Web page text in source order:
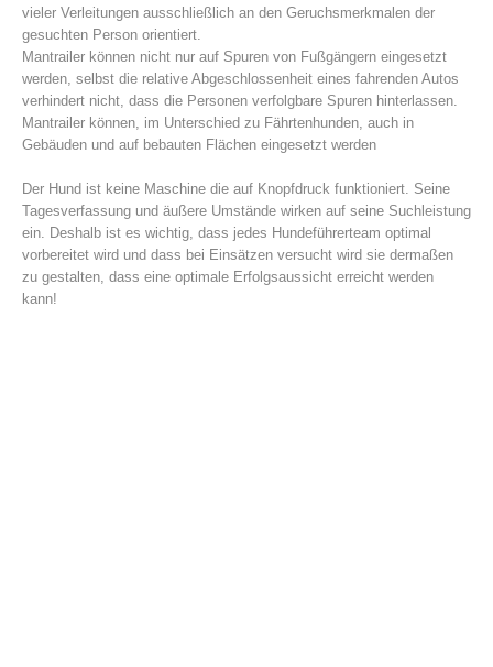
vieler Verleitungen ausschließlich an den Geruchsmerkmalen der
gesuchten Person orientiert.
Mantrailer können nicht nur auf Spuren von Fußgängern eingesetzt
werden, selbst die relative Abgeschlossenheit eines fahrenden Autos
verhindert nicht, dass die Personen verfolgbare Spuren hinterlassen.
Mantrailer können, im Unterschied zu Fährtenhunden, auch in
Gebäuden und auf bebauten Flächen eingesetzt werden
Der Hund ist keine Maschine die auf Knopfdruck funktioniert. Seine
Tagesverfassung und äußere Umstände wirken auf seine Suchleistung
ein. Deshalb ist es wichtig, dass jedes Hundeführerteam optimal
vorbereitet wird und dass bei Einsätzen versucht wird sie dermaßen
zu gestalten, dass eine optimale Erfolgsaussicht erreicht werden
kann!